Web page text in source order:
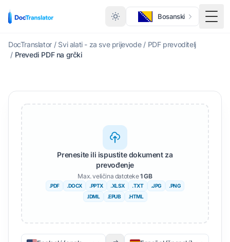
Bosanski
DocTranslator / Svi alati - za sve prijevode / PDF prevoditelj
/ Prevedi PDF na grčki
Prenesite ili ispustite dokument za
prevođenje
Max. veličina datoteke1 GB
.PDF .DOCX .PPTX .XLSX .TXT .JPG
.PNG
.IDML
.EPUB .HTML